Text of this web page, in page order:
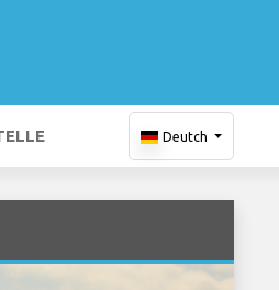
Deutch